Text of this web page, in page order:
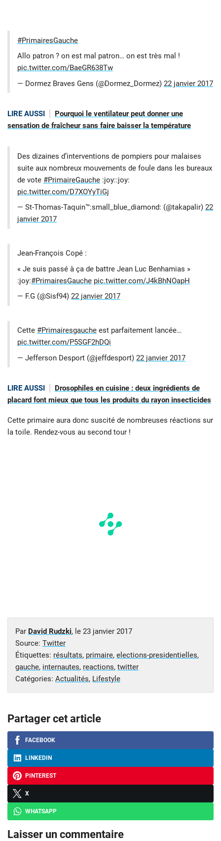
#PrimairesGauche
Allo patron ? on est mal patron… on est très mal !
pic.twitter.com/BaeGR638Tw
— Dormez Braves Gens (@Dormez_Dormez) 22 janvier 2017
LIRE AUSSI
Pourquoi le ventilateur peut donner une
sensation de fraîcheur sans faire baisser la température
Des dizaines d’interventions de pompiers pour malaises
suite aux nombreux mouvements de foule dans les bureaux
de vote #PrimaireGauche :joy::joy:
pic.twitter.com/D7XOYyTiGj
— St-Thomas-Taquin™:small_blue_diamond: (@takapalir) 22
janvier 2017
Jean-François Copé :
« Je suis passé à ça de battre Jean Luc Benhamias »
:joy:#PrimairesGauche pic.twitter.com/J4kBhNOapH
— F.G (@Sisf94) 22 janvier 2017
Cette #Primairesgauche est parfaitement lancée…
pic.twitter.com/P5SGF2hDQi
— Jefferson Desport (@jeffdesport) 22 janvier 2017
LIRE AUSSI
Drosophiles en cuisine : deux ingrédients de
placard font mieux que tous les produits du rayon insecticides
Cette primaire aura donc suscité de nombreuses réactions sur
la toile. Rendez-vous au second tour !
Par David Rudzki, le 23 janvier 2017
Source: Twitter
Étiquettes: résultats, primaire, elections-presidentielles,
gauche, internautes, reactions, twitter
Catégories: Actualités, Lifestyle
Partager cet article
FACEBOOK
LINKEDIN
PINTEREST
X
WHATSAPP
Laisser un commentaire